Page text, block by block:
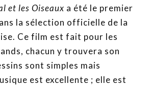
et les Oiseaux a été le premier
la sélection officielle de la
Ce film est fait pour les
chacun y trouvera son
sont simples mais
est excellente ; elle est